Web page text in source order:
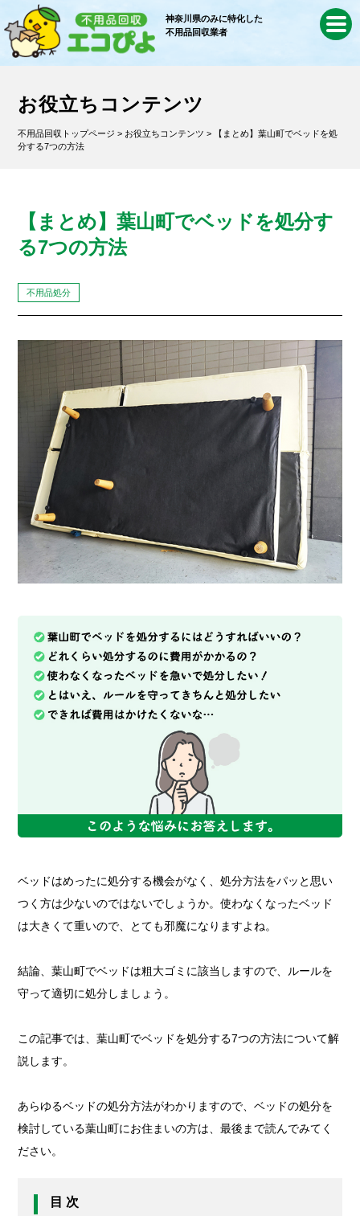
神奈川県のみに特化した
不用品回収業者
お役立ちコンテンツ
不用品回収トップページ > お役立ちコンテンツ > 【まとめ】葉山町でベッドを処
分する7つの方法
【まとめ】葉山町でベッドを処分す
る7つの方法
不用品処分
ベッドはめったに処分する機会がなく、処分方法をパッと思い
つく方は少ないのではないでしょうか。使わなくなったベッド
は大きくて重いので、とても邪魔になりますよね。
結論、葉山町でベッドは粗大ゴミに該当しますので、ルールを
守って適切に処分しましょう。
この記事では、葉山町でベッドを処分する7つの方法について解
説します。
あらゆるベッドの処分方法がわかりますので、ベッドの処分を
検討している葉山町にお住まいの方は、最後まで読んでみてく
ださい。
目 次